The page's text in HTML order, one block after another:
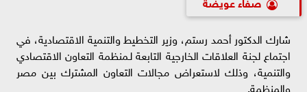
شارك الدكتور أحمد رستم، وزير التخطيط والتنمية الاقتصادية، في
اجتماع لجنة العلاقات الخارجية التابعة لـمنظمة التعاون الاقتصادي
والتنمية، وذلك لاستعراض مجالات التعاون المشترك بين مصر
والمنظمة.